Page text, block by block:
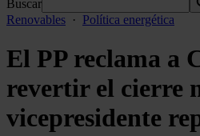
Buscar
Renovables · Política energética
El PP reclama a
revertir el cierre
vicepresidente